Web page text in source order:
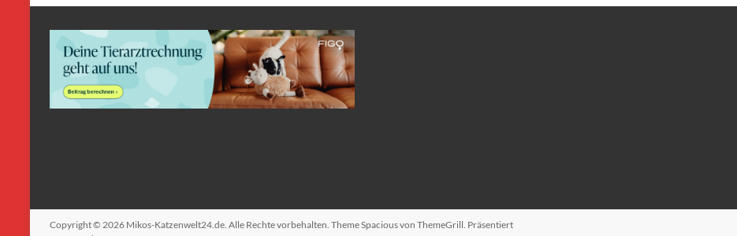
Copyright © 2026 Mikos-Katzenwelt24.de . Alle Rechte vorbehalten. ThemeSpaciousvon ThemeGrill. Präsentiert